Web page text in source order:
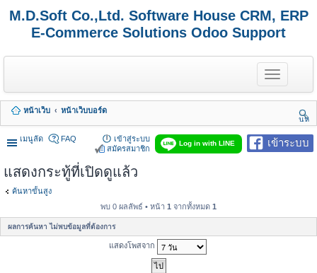
M.D.Soft Co.,Ltd. Software House CRM, ERP
E-Commerce Solutions Odoo Support
T
o
g
e
n
a
n
หน้าเว็บ
หน้าเว็บบอร์ด
นห
า
เมนูลัด
เข้าระบบ
Log in with LINE
FAQ
เข้าสู่ระบบ
สมัครสมาชิก
แสดงกระทู้ที่เปิดดูแล้ว
ค้นหาขั้นสูง
พบ 0 ผลลัพธ์ • หน้า 1 จากทั้งหมด 1
ผลการค้นหา ไม่พบข้อมูลที่ต้องการ
แสดงโพสจาก